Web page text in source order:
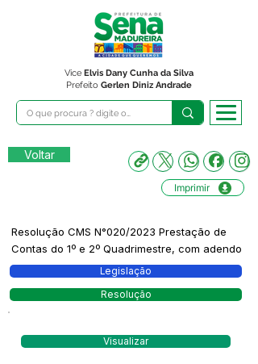
Prefeito Gerlen Diniz Andrade
Vice Elvis Dany Cunha da Silva
Voltar
Imprimir
Resolução CMS N°020/2023 Prestação de
Contas do 1º e 2º Quadrimestre, com adendo
Legislação
Resolução
Visualizar